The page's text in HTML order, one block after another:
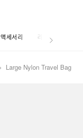
액세서리 라이프
Large Nylon Travel Bag